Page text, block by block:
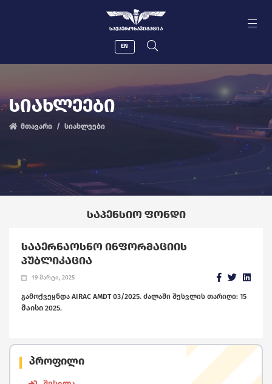
ᲡᲐᲥᲐᲔᲠᲝᲜᲐᲕᲘᲒᲐᲪᲘᲐ
EN
ᲡᲘᲐᲮᲚᲔᲔᲑᲘ
მთავარი სიახლეები
ᲡᲐᲞᲔᲜᲡᲘᲝ ᲤᲝᲜᲓᲘ
პროფილი
ᲡᲐᲐᲔᲠᲜᲐᲝᲡᲜᲝ ᲘᲜᲤᲝᲠᲛᲐᲪᲘᲘᲡ
ᲞᲣᲑᲚᲘᲙᲐᲪᲘᲐ
19 მარტი, 2025
გამოქვეყნდა AIRAC AMDT 03/2025. ძალაში შესვლის თარიღი: 15
მაისი 2025.